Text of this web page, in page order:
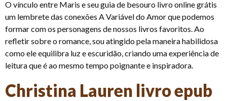
O vínculo entre Maris e seu guia de besouro livro online grátis
um lembrete das conexões A Variável do Amor que podemos
formar com os personagens de nossos livros favoritos. Ao
refletir sobre o romance, sou atingido pela maneira habilidosa
como ele equilibra luz e escuridão, criando uma experiência de
leitura que é ao mesmo tempo poignante e inspiradora.
Christina Lauren livro epub